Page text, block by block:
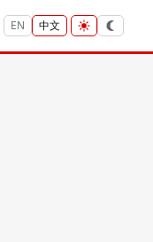
EN 中文